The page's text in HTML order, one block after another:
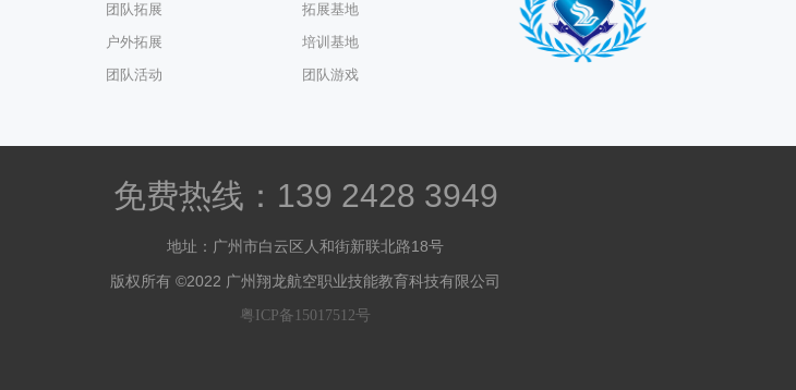
团队拓展
户外拓展
团队活动
拓展基地
培训基地
团队游戏
免费热线：139 2428 3949
地址：广州市白云区人和街新联北路18号
版权所有 ©2022 广州翔龙航空职业技能教育科技有限公司
粤ICP备15017512号